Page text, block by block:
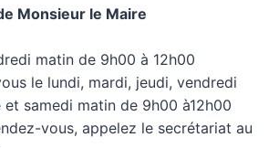
Monsieur le Maire
matin de 9h00 à 12h00
le lundi, mardi, jeudi, vendredi
samedi matin de 9h00 à12h00
vous, appelez le secrétariat au